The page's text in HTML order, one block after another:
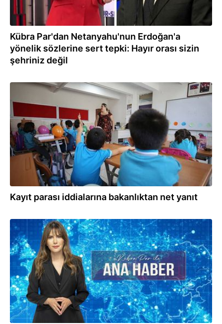
Kübra Par'dan Netanyahu'nun Erdoğan'a
yönelik sözlerine sert tepki: Hayır orası sizin
şehriniz değil
15.09.2025
Kayıt parası iddialarına bakanlıktan net yanıt
15.09.2025